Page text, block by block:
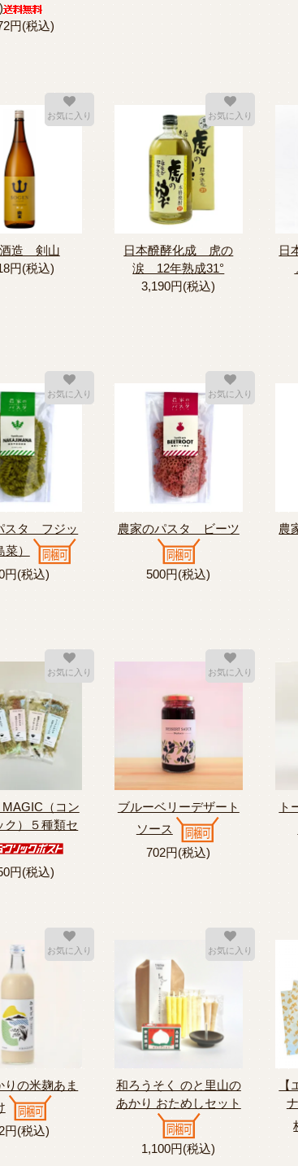
円(税込)
造 剣山
円(税込)
お気に入り
日本醗酵化成 虎の
涙 12年熟成31°
3,190円(税込)
お気に入り
日
スタ フジッ
）
円(税込)
お気に入り
農家のパスタ ビーツ
500円(税込)
お気に入り
農
（コン
ク）５種類セ
円(税込)
お気に入り
ブルーベリーデザート
ソース
702円(税込)
お気に入り
ト
りの米麹あま
円(税込)
お気に入り
和ろうそく のと里山の
あかり おためしセット
1,100円(税込)
お気に入り